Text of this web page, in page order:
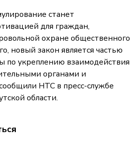
станет
для граждан,
охране общественного
новый закон является частью
по укреплению взаимодействия
органами и
НТС в пресс-службе
области.